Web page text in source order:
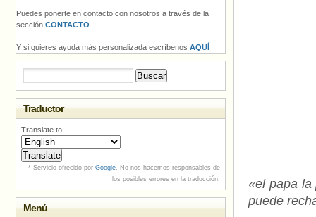
«el papa la
puede
Puedes ponerte en contacto con nosotros a través de la
sección CONTACTO
Y si quieres ayuda más personalizada escríbenos AQUÍ
Traductor
Translate to:
* Servicio ofrecido por Google. No nos hacemos responsables de
los posibles errores en la traducción.
Menú